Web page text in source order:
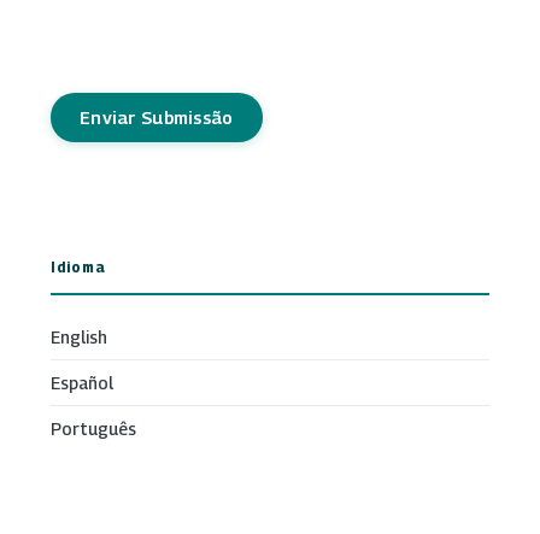
Enviar Submissão
Idioma
English
Español
Português